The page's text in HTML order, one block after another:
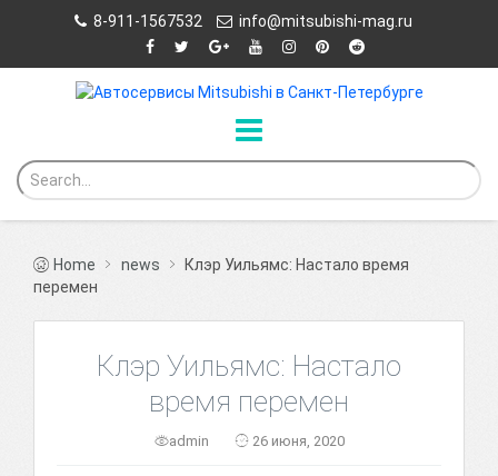
8-911-1567532 info@mitsubishi-mag.ru
Home news
Клэр Уильямс: Настало время
перемен
Клэр Уильямс: Настало
время перемен
admin 26 июня, 2020